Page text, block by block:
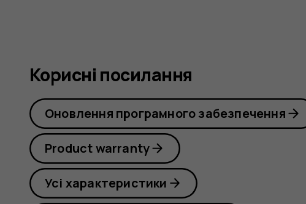
Корисні посилання
Оновлення програмного забезпечення
Product warranty
Усі характеристики